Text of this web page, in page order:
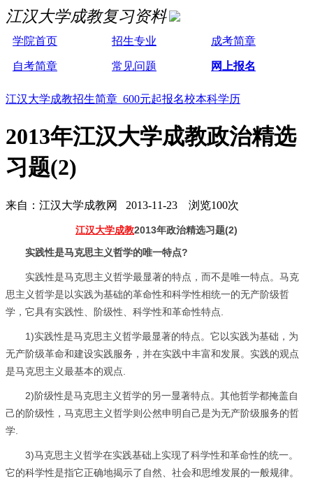
江汉大学成教复习资料
学院首页 招生专业 成考简章
自考简章 常见问题 网上报名
江汉大学成教招生简章 600元起报名校本科学历
2013年江汉大学成教政治精选
习题(2)
来自：江汉大学成教网 2013-11-23 浏览100次
江汉大学成教2013年政治精选习题(2)
实践性是马克思主义哲学的唯一特点?
实践性是马克思主义哲学最显著的特点，而不是唯一特点。马克
思主义哲学是以实践为基础的革命性和科学性相统一的无产阶级哲
学，它具有实践性、阶级性、科学性和革命性特点.
1)实践性是马克思主义哲学最显著的特点。它以实践为基础，为
无产阶级革命和建设实践服务，并在实践中丰富和发展。实践的观点
是马克思主义最基本的观点.
2)阶级性是马克思主义哲学的另一显著特点。其他哲学都掩盖自
己的阶级性，马克思主义哲学则公然申明自己是为无产阶级服务的哲
学.
3)马克思主义哲学在实践基础上实现了科学性和革命性的统一。
它的科学性是指它正确地揭示了自然、社会和思维发展的一般规律。